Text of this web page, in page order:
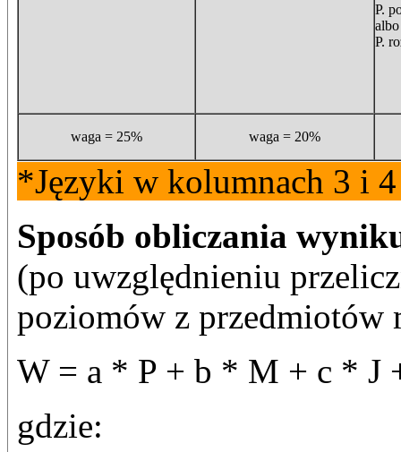
P.
albo
P.
waga = 25% waga = 20%
*Języki w kolumnach 3 i
Sposób obliczania
(po uwzględnieniu
poziomów z przedmiotów
W = a * P + b * M + c * J
gdzie: